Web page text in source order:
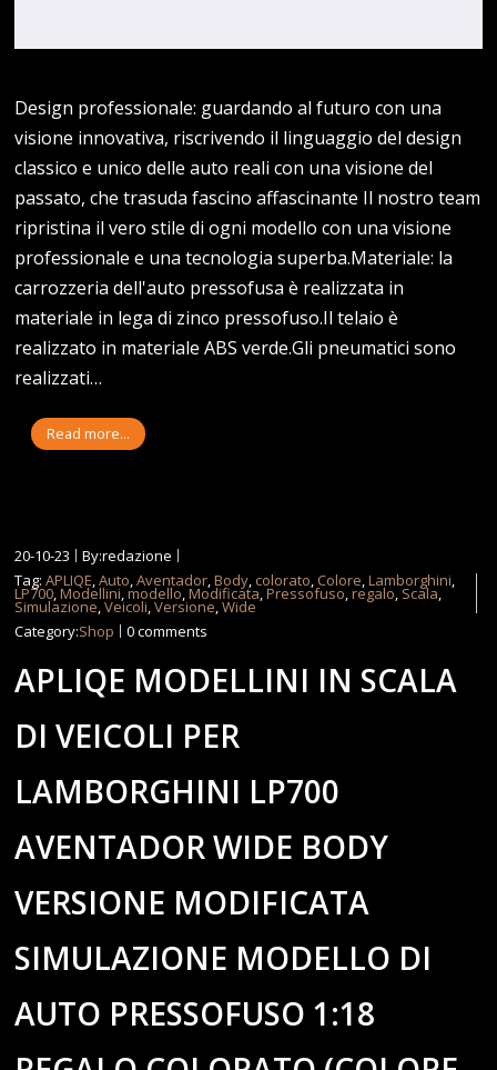
Design professionale: guardando al futuro con una
visione innovativa, riscrivendo il linguaggio del design
classico e unico delle auto reali con una visione del
passato, che trasuda fascino affascinante Il nostro team
ripristina il vero stile di ogni modello con una visione
professionale e una tecnologia superba.Materiale: la
carrozzeria dell'auto pressofusa è realizzata in
materiale in lega di zinco pressofuso.Il telaio è
realizzato in materiale ABS verde.Gli pneumatici sono
realizzati…
Read more...
20-10-23
By:redazione
Tag:APLIQE,Auto,Aventador,Body, colorato, Colore,Lamborghini,
LP700,Modellini,modello,Modificata,Pressofuso,regalo, Scala,
Simulazione,Veicoli,Versione,Wide
Category:Shop 0 comments
APLIQE MODELLINI IN SCALA
DI VEICOLI PER
LAMBORGHINI LP700
AVENTADOR WIDE BODY
VERSIONE MODIFICATA
SIMULAZIONE MODELLO DI
AUTO PRESSOFUSO 1:18